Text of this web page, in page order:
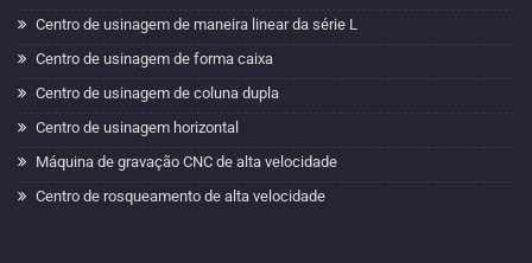
Centro de usinagem de maneira linear da série L
Centro de usinagem de forma caixa
Centro de usinagem de coluna dupla
Centro de usinagem horizontal
Máquina de gravação CNC de alta velocidade
Centro de rosqueamento de alta velocidade